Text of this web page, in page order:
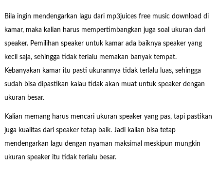
Bila ingin mendengarkan lagu dari mp3juices free music download di
kamar, maka kalian harus mempertimbangkan juga soal ukuran dari
speaker. Pemilihan speaker untuk kamar ada baiknya speaker yang
kecil saja, sehingga tidak terlalu memakan banyak tempat.
Kebanyakan kamar itu pasti ukurannya tidak terlalu luas, sehingga
sudah bisa dipastikan kalau tidak akan muat untuk speaker dengan
ukuran besar.
Kalian memang harus mencari ukuran speaker yang pas, tapi pastikan
juga kualitas dari speaker tetap baik. Jadi kalian bisa tetap
mendengarkan lagu dengan nyaman maksimal meskipun mungkin
ukuran speaker itu tidak terlalu besar.